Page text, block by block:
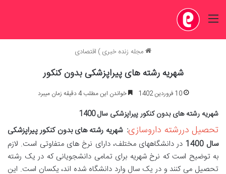
منو
مجله زنده خبری) اقتصادی
شهریه رشته های پیراپزشکی بدون کنکور
10 فروردین 1402 خواندن این مطلب 4 دقیقه زمان میبرد
شهریه رشته های بدون کنکور پیراپزشکی سال 1400
تحصیل دررشته داروسازی: شهریه رشته های بدون کنکور پیراپزشکی
سال 1400
در دانشگاههای مختلف، دارای نرخ های متفاوتی است. لازم
به توضیح است که نرخ شهریه برای تمامی دانشجویانی که در یک رشته
تحصیل می کنند و در یک سال وارد دانشگاه شده اند، یکسان است. این